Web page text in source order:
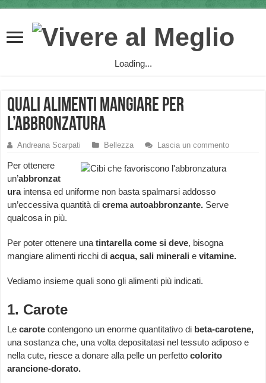
Loading...
Quali alimenti mangiare per
l’abbronzatura
Andreana Scarpati Bellezza Lascia un commento
Per ottenere
un’abbronzat
ura intensa ed uniforme non basta spalmarsi addosso
un’eccessiva quantità di crema autoabbronzante. Serve
qualcosa in più.
Per poter ottenere unatintarella come si deve, bisogna
mangiare alimenti ricchi diacqua, sali mineralie vitamine.
Vediamo insieme quali sono gli alimenti più indicati.
1. Carote
Lecarote contengono un enorme quantitativo di beta-carotene,
una sostanza che, una volta depositatasi nel tessuto adiposo e
nella cute, riesce a donare alla pelle un perfetto colorito
arancione-dorato.